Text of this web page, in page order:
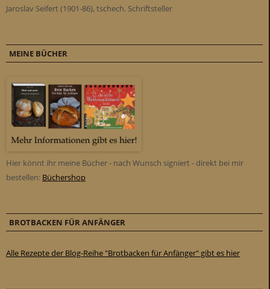
Jaroslav Seifert (1901-86), tschech. Schriftsteller
MEINE BÜCHER
Hier könnt ihr meine Bücher - nach Wunsch signiert - direkt bei mir
bestellen: Büchershop
BROTBACKEN FÜR ANFÄNGER
Alle Rezepte der Blog-Reihe "Brotbacken für Anfänger" gibt es hier